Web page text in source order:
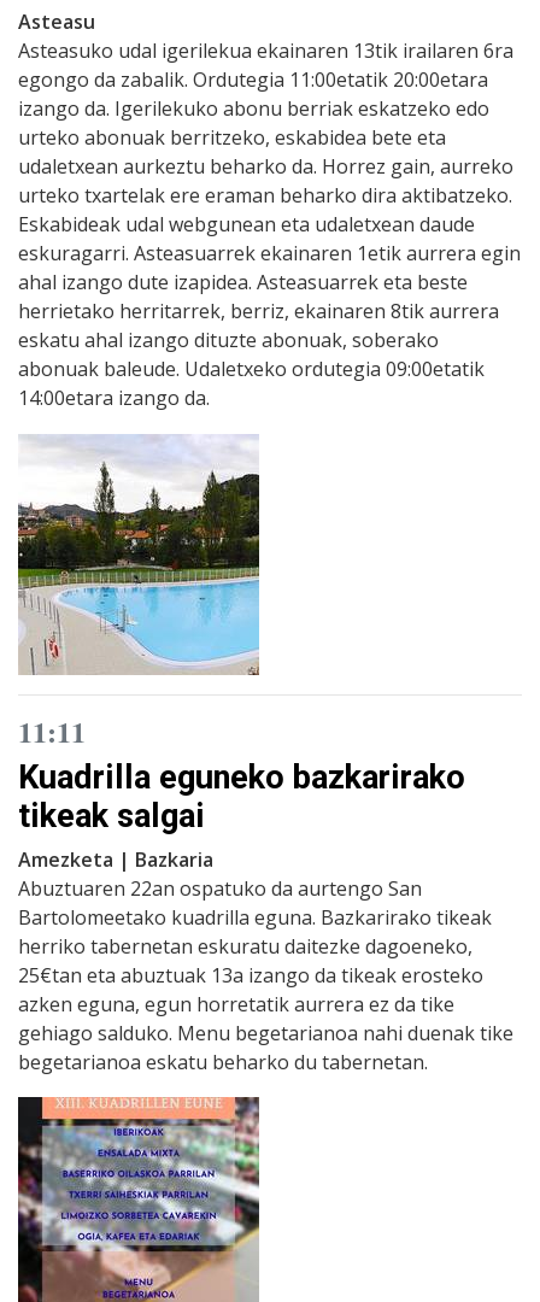
Asteasu
Asteasuko udal igerilekua ekainaren 13tik irailaren 6ra
egongo da zabalik. Ordutegia 11:00etatik 20:00etara
izango da. Igerilekuko abonu berriak eskatzeko edo
urteko abonuak berritzeko, eskabidea bete eta
udaletxean aurkeztu beharko da. Horrez gain, aurreko
urteko txartelak ere eraman beharko dira aktibatzeko.
Eskabideak udal webgunean eta udaletxean daude
eskuragarri. Asteasuarrek ekainaren 1etik aurrera egin
ahal izango dute izapidea. Asteasuarrek eta beste
herrietako herritarrek, berriz, ekainaren 8tik aurrera
eskatu ahal izango dituzte abonuak, soberako
abonuak baleude. Udaletxeko ordutegia 09:00etatik
14:00etara izango da.
11:11
Kuadrilla eguneko bazkarirako
tikeak salgai
Amezketa | Bazkaria
Abuztuaren 22an ospatuko da aurtengo San
Bartolomeetako kuadrilla eguna. Bazkarirako tikeak
herriko tabernetan eskuratu daitezke dagoeneko,
25€tan eta abuztuak 13a izango da tikeak erosteko
azken eguna, egun horretatik aurrera ez da tike
gehiago salduko. Menu begetarianoa nahi duenak tike
begetarianoa eskatu beharko du tabernetan.